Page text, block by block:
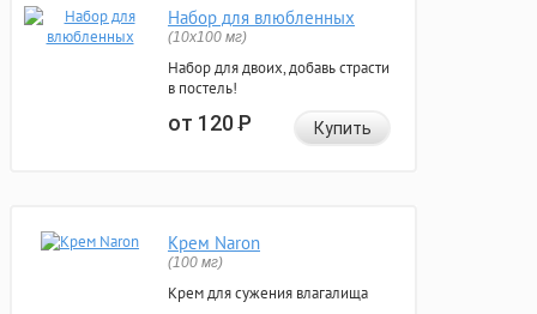
Набор для влюбленных
(10х100 мг)
Набор для двоих, добавь страсти
в постель!
от 120Р Купить
Крем Naron
(100 мг)
Крем для сужения влагалища